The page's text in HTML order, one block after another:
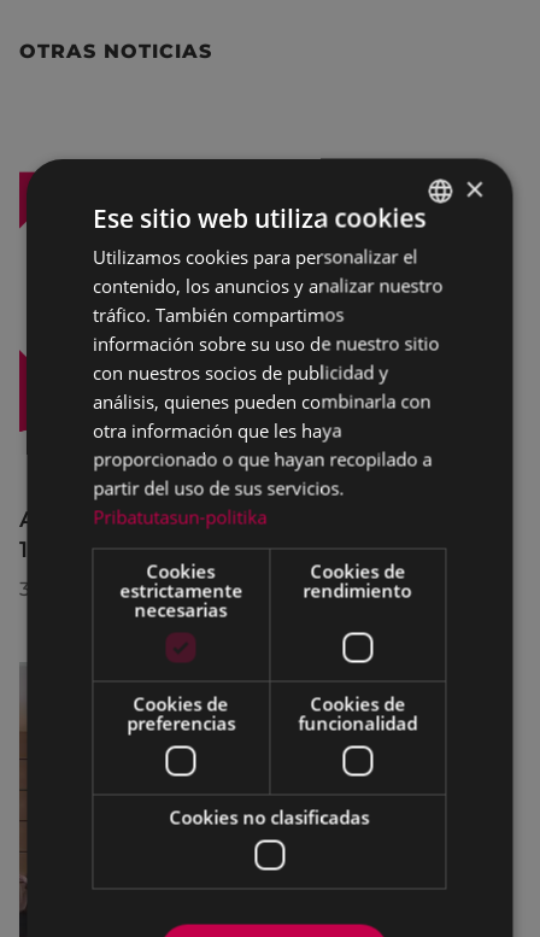
OTRAS NOTICIAS
Afecciones al tráfico en la calle Egogain del
10 al 23 de agosto, por motivo de obras
30/07/2026
BASQUE
SPANISH
×
Ese sitio web utiliza cookies
Utilizamos cookies para personalizar el
contenido, los anuncios y analizar nuestro
tráfico. También compartimos
información sobre su uso de nuestro sitio
con nuestros socios de publicidad y
análisis, quienes pueden combinarla con
otra información que les haya
proporcionado o que hayan recopilado a
partir del uso de sus servicios.
Pribatutasun-politika
Cookies
estrictamente
necesarias
Cookies de
rendimiento
Cookies de
preferencias
Cookies de
funcionalidad
Cookies no clasificadas